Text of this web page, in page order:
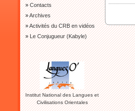
»Contacts
»Archives
»Activités du CRB en vidéos
»Le Conjugueur (Kabyle)
Institut National des Langues et
Civilisations Orientales